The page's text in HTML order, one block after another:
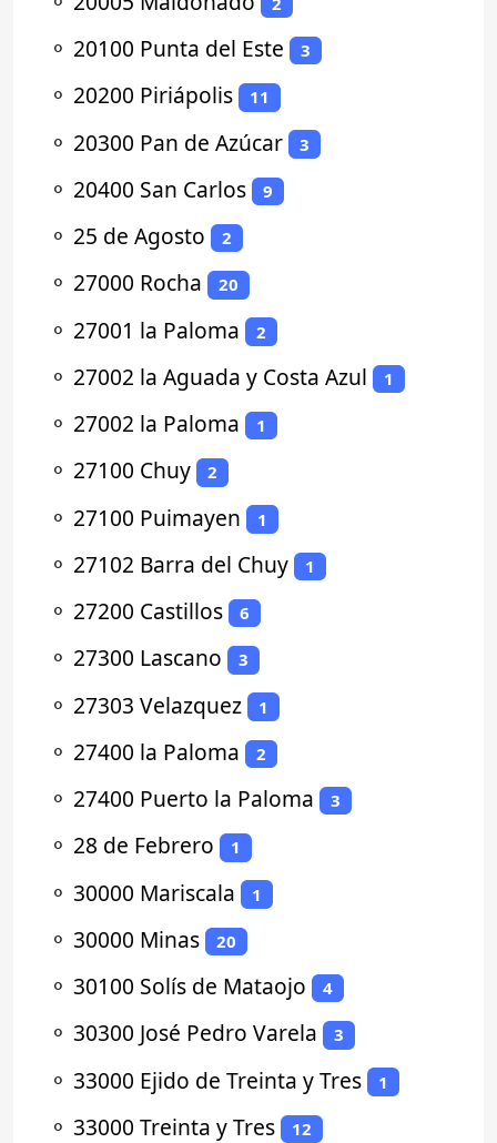
⚬ 20100 Punta del Este 3
⚬ 20200 Piriápolis 11
⚬ 20300 Pan de Azúcar 3
⚬ 20400 San Carlos 9
⚬ 25 de Agosto 2
⚬ 27000 Rocha 20
⚬ 27001 la Paloma 2
⚬ 27002 la Aguada y Costa Azul 1
⚬ 27002 la Paloma 1
⚬ 27100 Chuy 2
⚬ 27100 Puimayen 1
⚬ 27102 Barra del Chuy 1
⚬ 27200 Castillos 6
⚬ 27300 Lascano 3
⚬ 27303 Velazquez 1
⚬ 27400 la Paloma 2
⚬ 27400 Puerto la Paloma 3
⚬ 28 de Febrero 1
⚬ 30000 Mariscala 1
⚬ 30000 Minas 20
⚬ 30100 Solís de Mataojo 4
⚬ 30300 José Pedro Varela 3
⚬ 33000 Ejido de Treinta y Tres 1
⚬ 33000 Treinta y Tres 12